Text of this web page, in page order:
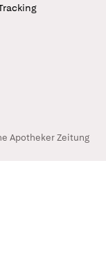
Apotheker Zeitung